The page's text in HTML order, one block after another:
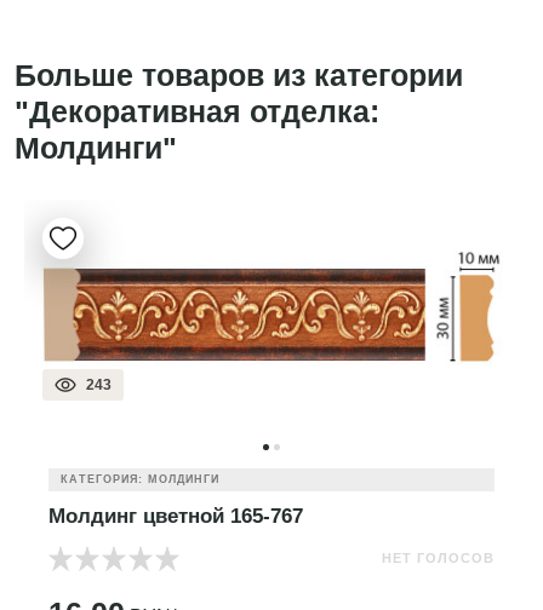
Больше товаров из категории
"Декоративная отделка:
Молдинги"
243
КАТЕГОРИЯ: МОЛДИНГИ
Молдинг цветной 165-767
НЕТ ГОЛОСОВ